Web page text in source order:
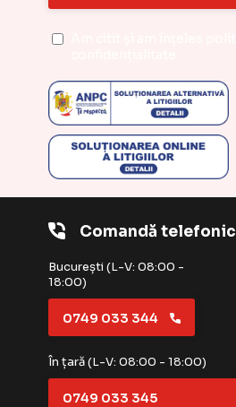
Comandă telefonic
București (L-V: 08:00 -
18:00)
0749 033 344
În țară (L-V: 08:00 - 18:00)
0749 033 345